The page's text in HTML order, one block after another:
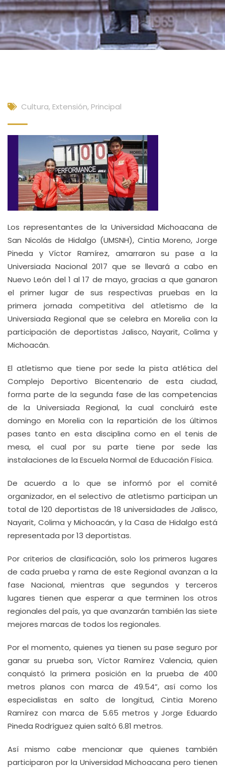
Cultura, Extensión, Principal
Los representantes de la Universidad Michoacana de
San Nicolás de Hidalgo (UMSNH), Cintia Moreno, Jorge
Pineda y Víctor Ramírez, amarraron su pase a la
Universiada Nacional 2017 que se llevará a cabo en
Nuevo León del 1 al 17 de mayo, gracias a que ganaron
el primer lugar de sus respectivas pruebas en la
primera jornada competitiva del atletismo de la
Universiada Regional que se celebra en Morelia con la
participación de deportistas Jalisco, Nayarit, Colima y
Michoacán.
El atletismo que tiene por sede la pista atlética del
Complejo Deportivo Bicentenario de esta ciudad,
forma parte de la segunda fase de las competencias
de la Universiada Regional, la cual concluirá este
domingo en Morelia con la repartición de los últimos
pases tanto en esta disciplina como en el tenis de
mesa, el cual por su parte tiene por sede las
instalaciones de la Escuela Normal de Educación Física.
De acuerdo a lo que se informó por el comité
organizador, en el selectivo de atletismo participan un
total de 120 deportistas de 18 universidades de Jalisco,
Nayarit, Colima y Michoacán, y la Casa de Hidalgo está
representada por 13 deportistas.
Por criterios de clasificación, solo los primeros lugares
de cada prueba y rama de este Regional avanzan a la
fase Nacional, mientras que segundos y terceros
lugares tienen que esperar a que terminen los otros
regionales del país, ya que avanzarán también las siete
mejores marcas de todos los regionales.
Por el momento, quienes ya tienen su pase seguro por
ganar su prueba son, Víctor Ramírez Valencia, quien
conquistó la primera posición en la prueba de 400
metros planos con marca de 49.54”, así como los
especialistas en salto de longitud, Cintia Moreno
Ramírez con marca de 5.65 metros y Jorge Eduardo
Pineda Rodríguez quien saltó 6.81 metros.
Así mismo cabe mencionar que quienes también
participaron por la Universidad Michoacana pero tienen